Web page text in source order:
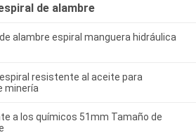
de alambre
alambre espiral manguera hidráulica
resistente al aceite para
minería
a los químicos 51mm Tamaño de